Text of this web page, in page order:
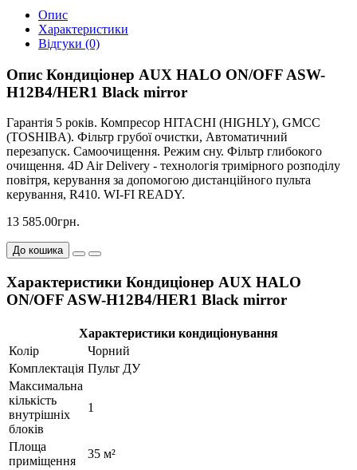
Опис
Характеристики
Відгуки (0)
Опис Кондиціонер AUX HALO ON/OFF ASW-
H12B4/HER1 Black mirror
Гарантія 5 років. Компресор HITACHI (HIGHLY), GMCC
(TOSHIBA). Фільтр грубої очистки, Автоматичний
перезапуск. Самоочищення. Режим сну. Фільтр глибокого
очищення. 4D Air Delivery - технологія тримірного розподілу
повітря, керування за допомогою дистанційного пульта
керування, R410. WI-FI READY.
13 585.00грн.
До кошика
Характеристики Кондиціонер AUX HALO
ON/OFF ASW-H12B4/HER1 Black mirror
Характеристики кондиціонування
Колір
Чорний
Комплектація Пульт ДУ
Максимальна
кількість
внутрішніх
блоків
1
Площа
приміщення
35 м²